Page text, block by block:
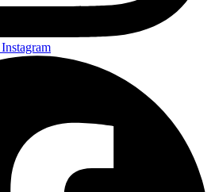
Instagram